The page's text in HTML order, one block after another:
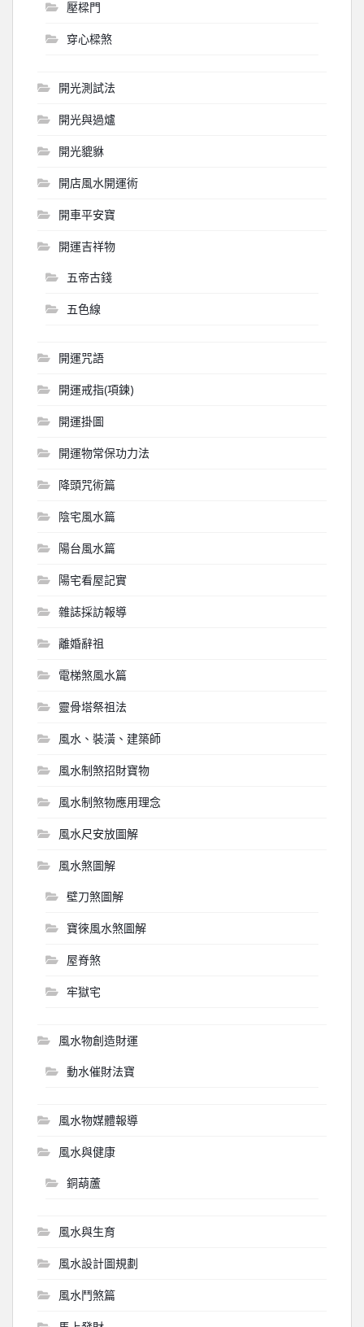
壓樑門
穿心樑煞
開光測試法
開光與過爐
開光貔貅
開店風水開運術
開車平安寶
開運吉祥物
五帝古錢
五色線
開運咒語
開運戒指(項鍊)
開運掛圖
開運物常保功力法
降頭咒術篇
陰宅風水篇
陽台風水篇
陽宅看屋記實
雜誌採訪報導
離婚辭祖
電梯煞風水篇
靈骨塔祭祖法
風水、裝潢、建築師
風水制煞招財寶物
風水制煞物應用理念
風水尺安放圖解
風水煞圖解
壁刀煞圖解
寶徠風水煞圖解
屋脊煞
牢獄宅
風水物創造財運
動水催財法寶
風水物媒體報導
風水與健康
銅葫蘆
風水與生育
風水設計圖規劃
風水鬥煞篇